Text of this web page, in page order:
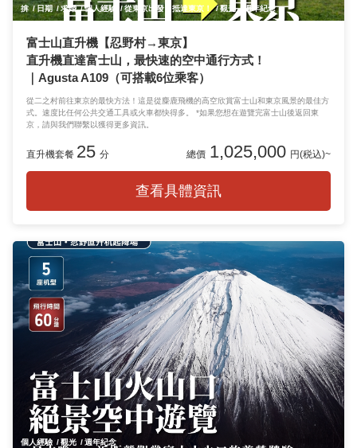
揜 日期 求婚 個人經驗 從東京出發，抵達東京！ 觀光 週年紀念
富士山直升機【忍野村→東京】
直升機直達富士山，最快速的空中通行方式！
｜Agusta A109（可搭載6位乘客）
從二之村前往東京的最快方法！這是從麋鹿飛機的高空欣賞富士山和東京風景的最佳方
式。速度比任何公共交通工具或火車都快得多。 *如果您想在遊覽完富士山後返回東
京，請與我們聯繫以獲得更多資訊。
直升機套餐 25 分 總價 1,025,000 円(税込)~
查看具體資訊
個人經驗 觀光 週年紀念